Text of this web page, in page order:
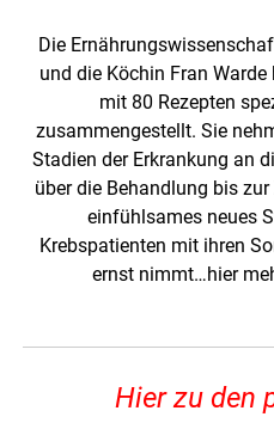
Die
und die Köchin Fran
mit 80 Rezepten
zusammengestellt. Sie
Stadien der Erkrankung an
über die Behandlung bis
einfühlsames neues
Krebspatienten mit ihren
ernst nimmt…hier
Hier zu den